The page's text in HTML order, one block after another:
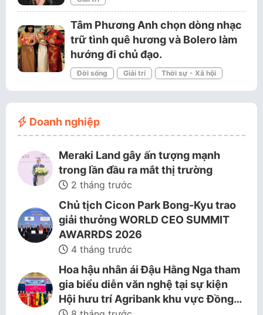
Tâm Phương Anh chọn dòng nhạc
trữ tình quê hương và Bolero làm
hướng đi chủ đạo.
Đời sống Giải trí Thời sự - Xã hội
Doanh nghiệp
Meraki Land gây ấn tượng mạnh
trong lần đầu ra mắt thị trường
2 tháng trước
Chủ tịch Cicon Park Bong-Kyu trao
giải thưởng WORLD CEO SUMMIT
AWARRDS 2026
4 tháng trước
Hoa hậu nhân ái Đậu Hằng Nga tham
gia biểu diễn văn nghệ tại sự kiện
Hội hưu trí Agribank khu vực Đồng…